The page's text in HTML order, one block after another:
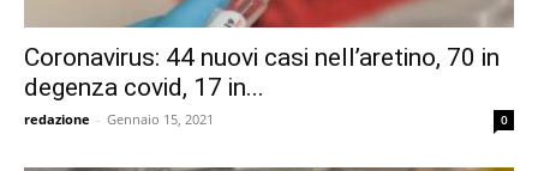
Coronavirus: 44 nuovi casi nell’aretino, 70 in
degenza covid, 17 in...
redazione - Gennaio 15, 2021 0